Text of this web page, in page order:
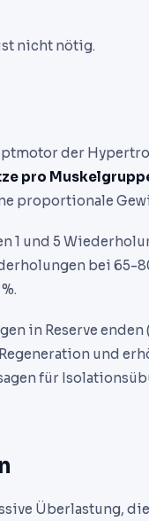
nicht nötig.
der
pro
proportionale
1 und 5
bei 65-
in Reserve enden
und
für
Überlastung,